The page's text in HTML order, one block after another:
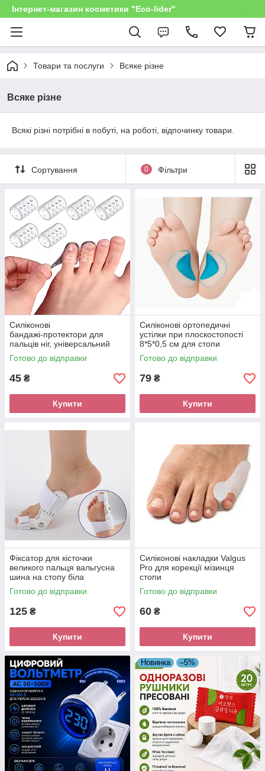
Інтернет-магазин косметики "Eco-lider"
Товари та послуги Всяке різне
Всяке різне
Всякі різні потрібні в побуті, на роботі, відпочинку товари.
Сортування 0 Фільтри
Силіконові
бандажі‑протектори для
пальців ніг, універсальний
розмір, набір 10 шт
Готово до відправки
45 ₴
Купити
Силіконові ортопедичні
устілки при плоскостопості
8*5*0,5 см для стопи
Готово до відправки
79 ₴
Купити
Фіксатор для кісточки
великого пальця вальгусна
шина на стопу біла
універсальна
Готово до відправки
125 ₴
Купити
Силіконові накладки Valgus
Pro для корекції мізинця
стопи
Готово до відправки
60 ₴
Купити
Новинка –5%